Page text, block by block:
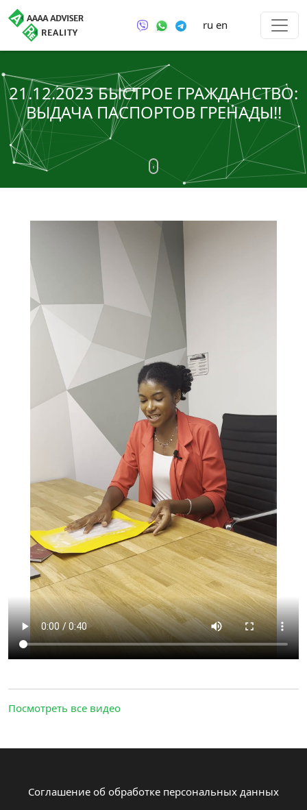
ru en
21.12.2023 БЫСТРОЕ ГРАЖДАНСТВО:
ВЫДАЧА ПАСПОРТОВ ГРЕНАДЫ!!
Посмотреть все видео
Соглашение об обработке персональных данных